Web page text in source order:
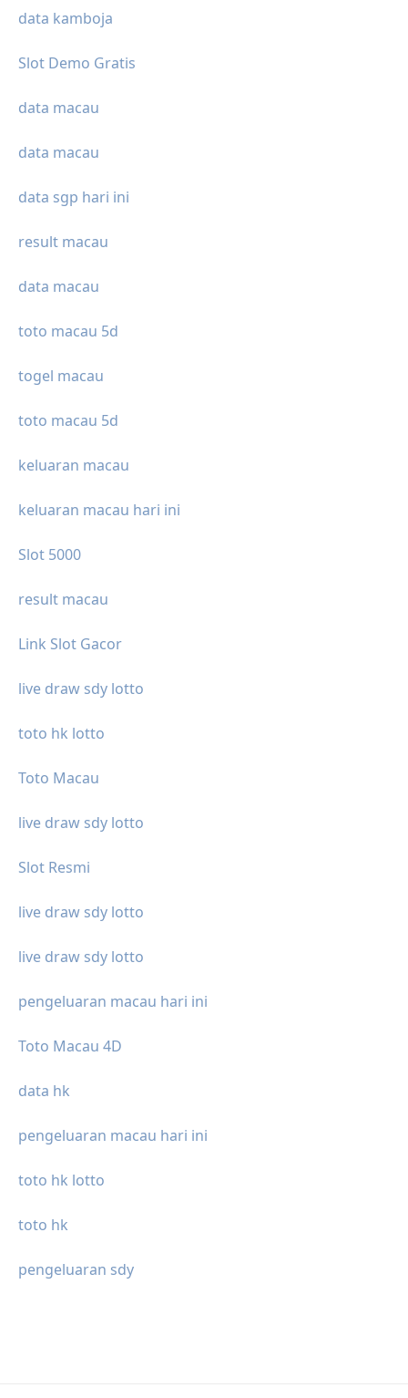
data kamboja
Slot Demo Gratis
data macau
data macau
data sgp hari ini
result macau
data macau
toto macau 5d
togel macau
toto macau 5d
keluaran macau
keluaran macau hari ini
Slot 5000
result macau
Link Slot Gacor
live draw sdy lotto
toto hk lotto
Toto Macau
live draw sdy lotto
Slot Resmi
live draw sdy lotto
live draw sdy lotto
pengeluaran macau hari ini
Toto Macau 4D
data hk
pengeluaran macau hari ini
toto hk lotto
toto hk
pengeluaran sdy